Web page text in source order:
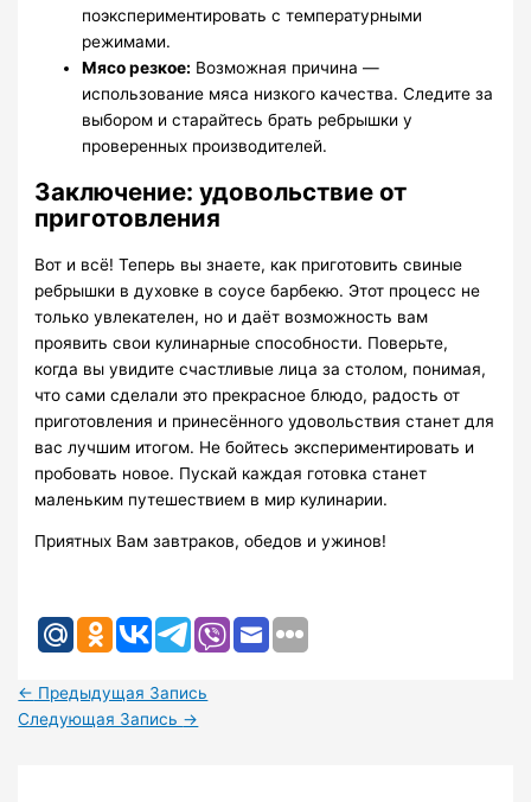
поэкспериментировать с температурными
режимами.
Мясо резкое: Возможная причина —
использование мяса низкого качества. Следите за
выбором и старайтесь брать ребрышки у
проверенных производителей.
Заключение: удовольствие от
приготовления
Вот и всё! Теперь вы знаете, как приготовить свиные
ребрышки в духовке в соусе барбекю. Этот процесс не
только увлекателен, но и даёт возможность вам
проявить свои кулинарные способности. Поверьте,
когда вы увидите счастливые лица за столом, понимая,
что сами сделали это прекрасное блюдо, радость от
приготовления и принесённого удовольствия станет для
вас лучшим итогом. Не бойтесь экспериментировать и
пробовать новое. Пускай каждая готовка станет
маленьким путешествием в мир кулинарии.
Приятных Вам завтраков, обедов и ужинов!
← Предыдущая Запись
Следующая Запись →